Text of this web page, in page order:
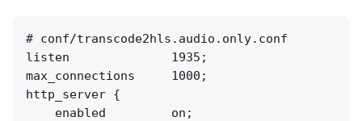
# conf/transcode2hls.audio.only.conf
listen              1935;
max_connections     1000;
http_server {
    enabled         on;